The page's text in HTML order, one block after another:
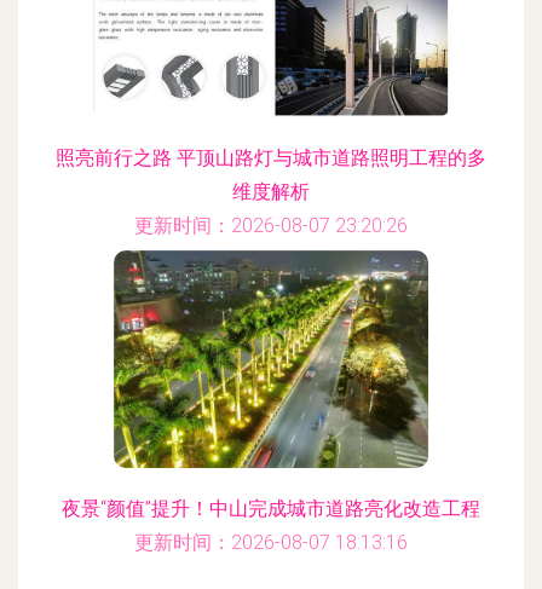
照亮前行之路 平顶山路灯与城市道路照明工程的多
维度解析
更新时间：2026-08-07 23:20:26
夜景“颜值”提升！中山完成城市道路亮化改造工程
更新时间：2026-08-07 18:13:16